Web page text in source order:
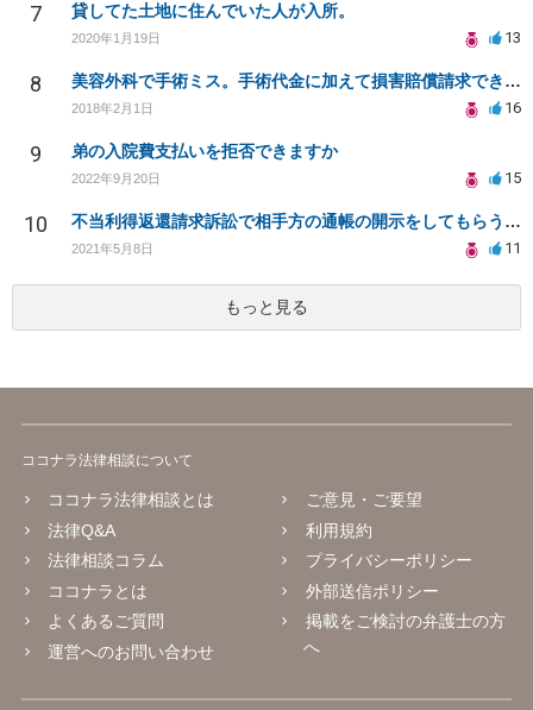
7 貸してた土地に住んでいた人が入所。
2020年1月19日 13
8 美容外科で手術ミス。手術代金に加えて損害賠償請求できますか？
2018年2月1日 16
9 弟の入院費支払いを拒否できますか
2022年9月20日 15
10 不当利得返還請求訴訟で相手方の通帳の開示をしてもらうことは可能か。また勝訴の確率は？
2021年5月8日 11
もっと見る
ココナラ法律相談について
ココナラ法律相談とは
法律Q&A
法律相談コラム
ココナラとは
よくあるご質問
運営へのお問い合わせ
ご意見・ご要望
利用規約
プライバシーポリシー
外部送信ポリシー
掲載をご検討の弁護士の方
へ